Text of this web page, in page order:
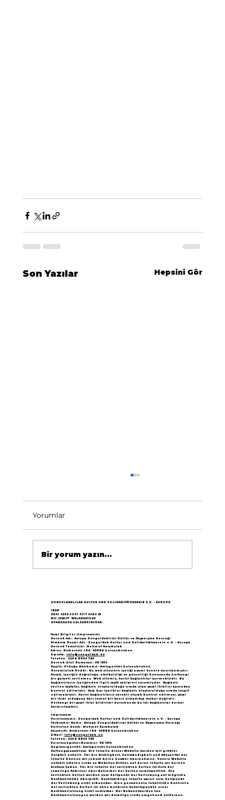
Son Yazılar Hepsini Gör
büyük yankı uyandırdı...
Yorumlar
Bir yorum yazın...
ZONGULDAKLILAR KULTUR UND SOLIDARITÄTSVEREIN E.V. - EUROPA
IBAN
DE41 4205 0001 0117 0264 25
BIC /SWIFT WELADED1GEK
SPARKASSE GELSENKIRCHEN
Yasal Bilgiler (Impressum)
Dernek Adı: Avrupa Zonguldaklılar Kültür ve Dayanışma Derneği
Almanca Resmi Adı: Zonguldak Kultur und Solidaritätsverein e.V. - Europa
Dernek Temsilcisi: Mehmet Karakulak
Adres: Bickernstr.166 45889 Gelsenkirchen
E-posta: info@zonguldak.eu
Telefon: 0209 8805 765
Dernek Sicil Numarası: VR 1534
Kayıtlı Olduğu Mahkeme: Amtsgericht Gelsenkirchen
Sorumluluk Reddi: Bu web sitesinin içeriği azami özenle hazırlanmıştır.
Ancak, içeriğin doğruluğu, eksiksizliği ve güncelliği konusunda herhangi
bir garanti verilemez. Web sitemiz, harici bağlantılar içermektedir. Bu
bağlantıların içeriğinden ilgili sayfa sahipleri sorumludur. Bağlantı
verilen sayfalar, bağlantı oluşturulduğu sırada olası yasal ihlaller açısından
kontrol edilmiştir. Yasa dışı içerikler bağlantı oluşturulduğu sırada tespit
edilmemiştir. Harici bağlantıların sürekli olarak kontrol edilmesi, yasal
bir ihlal olduğuna dair somut bir kanıt olmadıkça makul değildir.
Herhangi bir yasal ihlal bildirimi durumunda bu tür bağlantılar derhal
kaldırılacaktır.
Impressum
Vereinsname: Zonguldak Kultur und Solidaritätsverein e.V. - Europa
Türkischer Name: Avrupa Zonguldaklılar Kültür ve Dayanışma Derneği
Vertreten durch: Mehmet Karakulak
Anschrift: Bickernstr.166 45889 Gelsenkirchen
E-Mail: info@zonguldak.eu
Telefon: 0209 8805 765
Vereinsregister-Nummer: VR 1534
Registergericht: Amtsgericht Gelsenkirchen
Haftungsausschluss: Die Inhalte dieser Website wurden mit größter
Sorgfalt erstellt. Für die Richtigkeit, Vollständigkeit und Aktualität der
Inhalte können wir jedoch keine Gewähr übernehmen. Unsere Website
enthält externe Links zu Websites Dritter, auf deren Inhalte wir keinen
Einfluss haben. Für die Inhalte der verlinkten Seiten ist stets der
jeweilige Anbieter oder Betreiber der Seiten verantwortlich. Die
verlinkten Seiten wurden zum Zeitpunkt der Verlinkung auf mögliche
Rechtsverstöße überprüft. Rechtswidrige Inhalte waren zum Zeitpunkt
der Verlinkung nicht erkennbar. Eine permanente inhaltliche Kontrolle
der verlinkten Seiten ist ohne konkrete Anhaltspunkte einer
Rechtsverletzung nicht zumutbar. Bei Bekanntwerden von
Rechtsverletzungen werden wir derartige Links umgehend entfernen.